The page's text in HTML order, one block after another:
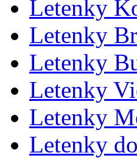
Letenky
Letenky
Letenky
Letenky
Letenky
Letenky